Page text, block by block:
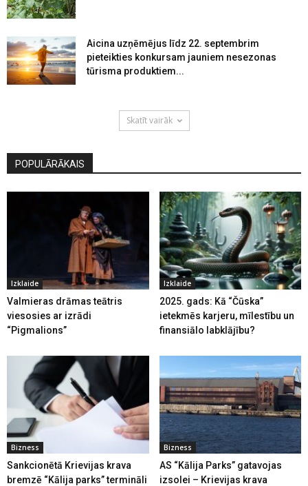
Aicina uzņēmējus līdz 22. septembrim
pieteikties konkursam jauniem nesezonas
tūrisma produktiem...
Skatīt vairāk
POPULĀRĀKAIS
Izklaide
Valmieras drāmas teātris
viesosies ar izrādi
“Pigmalions”
Izklaide
2025. gads: Kā “Čūska”
ietekmēs karjeru, mīlestību un
finansiālo labklājību?
Bizness
Sankcionētā Krievijas krava
bremzē “Kālija parks” termināli
Bizness
AS “Kālija Parks” gatavojas
izsolei – Krievijas krava